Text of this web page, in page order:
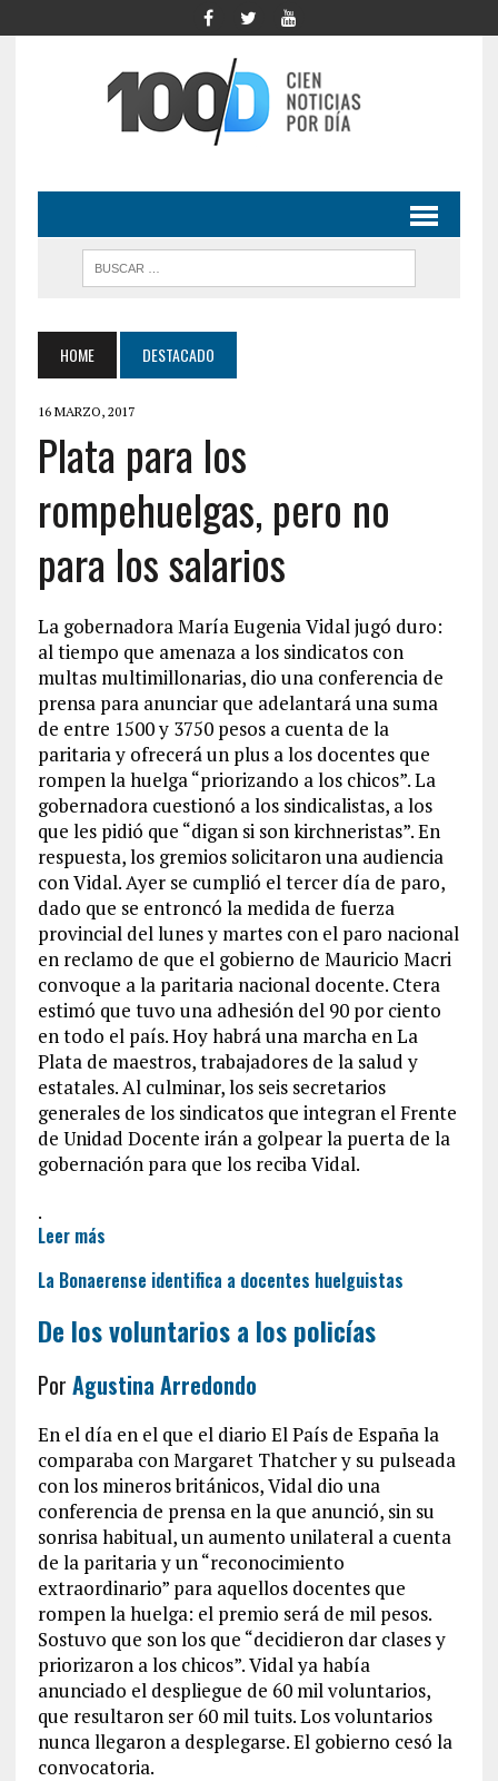
HOME DESTACADO
16 MARZO, 2017
Plata para los
rompehuelgas, pero no
para los salarios
La gobernadora María Eugenia Vidal jugó duro:
al tiempo que amenaza a los sindicatos con
multas multimillonarias, dio una conferencia de
prensa para anunciar que adelantará una suma
de entre 1500 y 3750 pesos a cuenta de la
paritaria y ofrecerá un plus a los docentes que
rompen la huelga “priorizando a los chicos”. La
gobernadora cuestionó a los sindicalistas, a los
que les pidió que “digan si son kirchneristas”. En
respuesta, los gremios solicitaron una audiencia
con Vidal. Ayer se cumplió el tercer día de paro,
dado que se entroncó la medida de fuerza
provincial del lunes y martes con el paro nacional
en reclamo de que el gobierno de Mauricio Macri
convoque a la paritaria nacional docente. Ctera
estimó que tuvo una adhesión del 90 por ciento
en todo el país. Hoy habrá una marcha en La
Plata de maestros, trabajadores de la salud y
estatales. Al culminar, los seis secretarios
generales de los sindicatos que integran el Frente
de Unidad Docente irán a golpear la puerta de la
gobernación para que los reciba Vidal.
.
Leer más
La Bonaerense identifica a docentes huelguistas
De los voluntarios a los policías
Por Agustina Arredondo
En el día en el que el diario El País de España la
comparaba con Margaret Thatcher y su pulseada
con los mineros británicos, Vidal dio una
conferencia de prensa en la que anunció, sin su
sonrisa habitual, un aumento unilateral a cuenta
de la paritaria y un “reconocimiento
extraordinario” para aquellos docentes que
rompen la huelga: el premio será de mil pesos.
Sostuvo que son los que “decidieron dar clases y
priorizaron a los chicos”. Vidal ya había
anunciado el despliegue de 60 mil voluntarios,
que resultaron ser 60 mil tuits. Los voluntarios
nunca llegaron a desplegarse. El gobierno cesó la
convocatoria.